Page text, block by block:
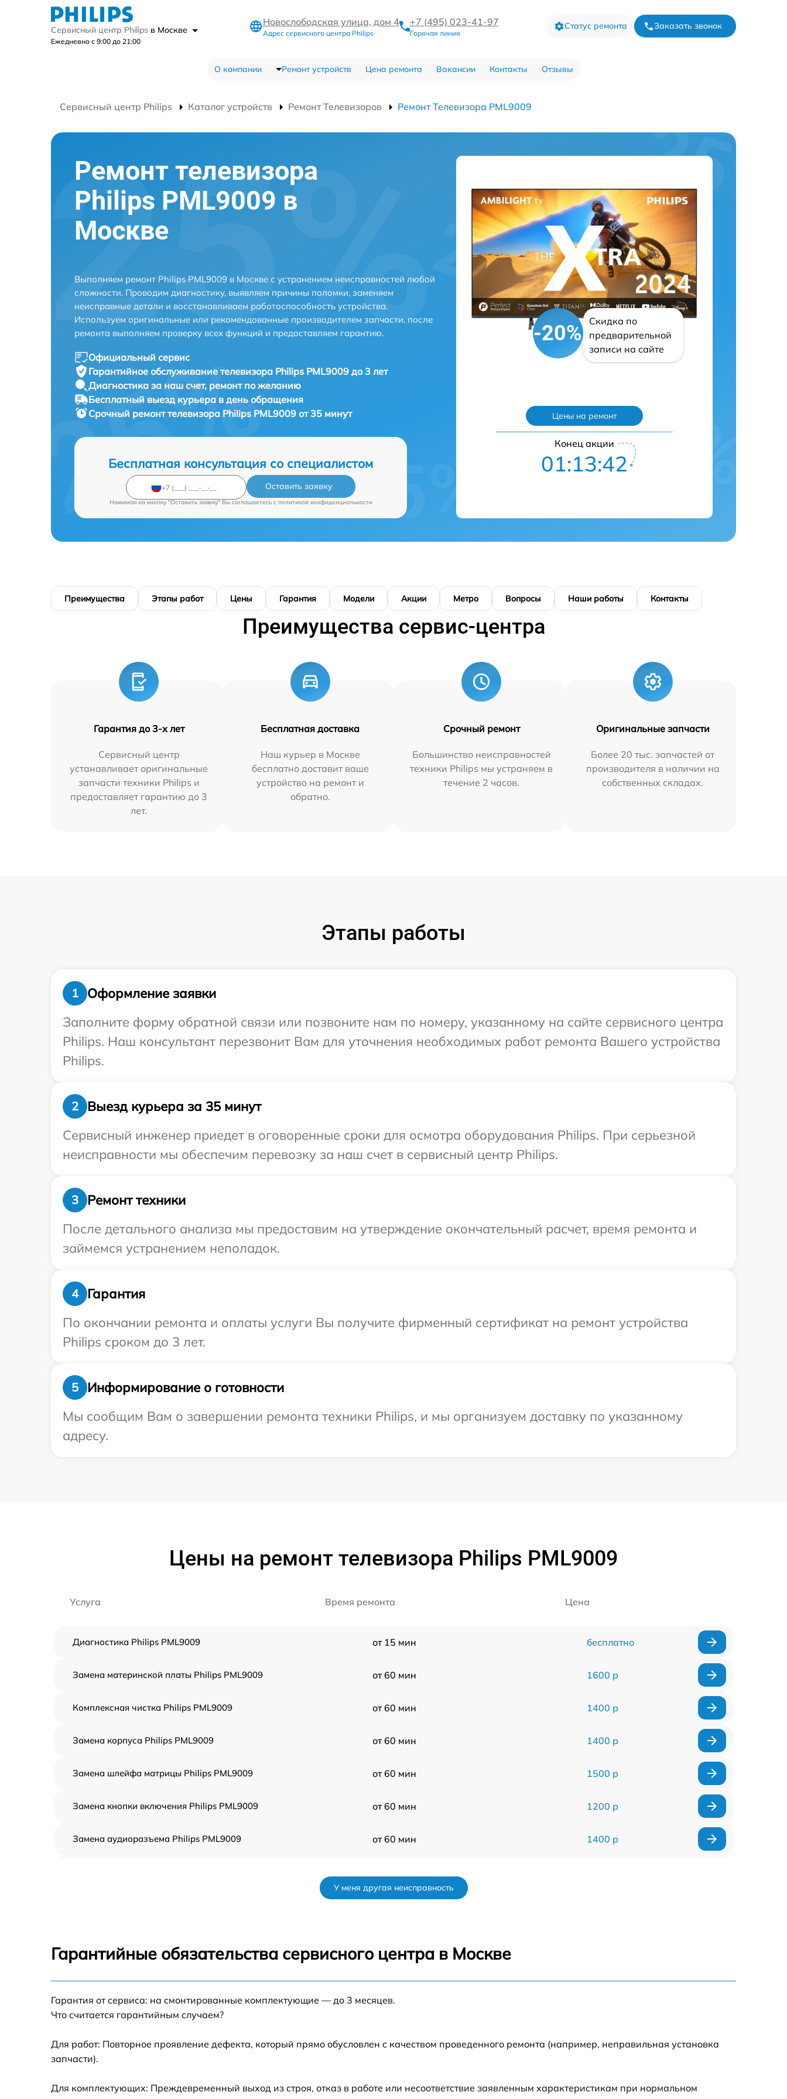
Сервисный центр Philips в Москве
Ежедневно с 9:00 до 21:00
Новослободская улица, дом 4
Адрес сервисного центра Philips
+7 (495) 023-41-97
Горячая линия
Статус ремонта Заказать звонок
О компании Ремонт устройств Цена ремонта Вакансии Контакты Отзывы
Сервисный центр Philips Каталог устройств Ремонт Телевизоров Ремонт Телевизора PML9009
Ремонт телевизора
Philips PML9009 в
Москве
Выполняем ремонт Philips PML9009 в Москве с устранением неисправностей любой
сложности. Проводим диагностику, выявляем причины поломки, заменяем
неисправные детали и восстанавливаем работоспособность устройства.
Используем оригинальные или рекомендованные производителем запчасти, после
ремонта выполняем проверку всех функций и предоставляем гарантию.
Официальный сервис
Гарантийное обслуживание телевизора Philips PML9009 до 3 лет
Диагностика за наш счет, ремонт по желанию
Бесплатный выезд курьера в день обращения
Срочный ремонттелевизора Philips PML9009 от 35 минут
Бесплатная консультация со специалистом
Оставить заявку
Нажимая на кнопку "Оставить заявку" Вы соглашаетесь c политикой конфиденциальности
-20%
Скидка по
предварительной
записи на сайте
Цены на ремонт
Конец акции
01:13:41
Преимущества Этапы работ Цены Гарантия Модели Акции Метро Вопросы Наши работы Контакты
Преимущества сервис-центра
Гарантия до 3-х лет
Сервисный центр
устанавливает оригинальные
запчасти техники Philips и
предоставляет гарантию до 3
лет.
Бесплатная доставка
Наш курьер в Москве
бесплатно доставит ваше
устройство на ремонт и
обратно.
Срочный ремонт
Большинство неисправностей
техники Philips мы устраняем в
течение 2 часов.
Оригинальные запчасти
Более 20 тыс. запчастей от
производителя в наличии на
собственных складах.
Этапы работы
1
Оформление заявки
Заполните форму обратной связи или позвоните нам по номеру, указанному на сайте сервисного центра
Philips. Наш консультант перезвонит Вам для уточнения необходимых работ ремонта Вашего устройства
Philips.
2
Выезд курьера за 35 минут
Сервисный инженер приедет в оговоренные сроки для осмотра оборудования Philips. При серьезной
неисправности мы обеспечим перевозку за наш счет в сервисный центр Philips.
3
Ремонт техники
После детального анализа мы предоставим на утверждение окончательный расчет, время ремонта и
займемся устранением неполадок.
4
Гарантия
По окончании ремонта и оплаты услуги Вы получите фирменный сертификат на ремонт устройства
Philips сроком до 3 лет.
5
Информирование о готовности
Мы сообщим Вам о завершении ремонта техники Philips, и мы организуем доставку по указанному
адресу.
Цены на ремонт телевизора Philips PML9009
Услуга Время ремонта Цена
Диагностика Philips PML9009 от 15 мин бесплатно
Замена материнской платы Philips PML9009 от 60 мин 1600 р
Комплексная чистка Philips PML9009 от 60 мин 1400 р
Замена корпуса Philips PML9009 от 60 мин 1400 р
Замена шлейфа матрицы Philips PML9009 от 60 мин 1500 р
Замена кнопки включения Philips PML9009 от 60 мин 1200 р
Замена аудиоразъема Philips PML9009 от 60 мин 1400 р
Прошивка блока управления Philips
PML9009
от 60 мин
У меня другая неисправность
Гарантийные обязательства сервисного центра в Москве
Гарантия от сервиса: на смонтированные комплектующие — до 3 месяцев.
Что считается гарантийным случаем?
Для работ: Повторное проявление дефекта, который прямо обусловлен с качеством проведенного ремонта (например, неправильная установка
запчасти).
Для комплектующих: Преждевременный выход из строя, отказ в работе или несоответствие заявленным характеристикам при нормальном